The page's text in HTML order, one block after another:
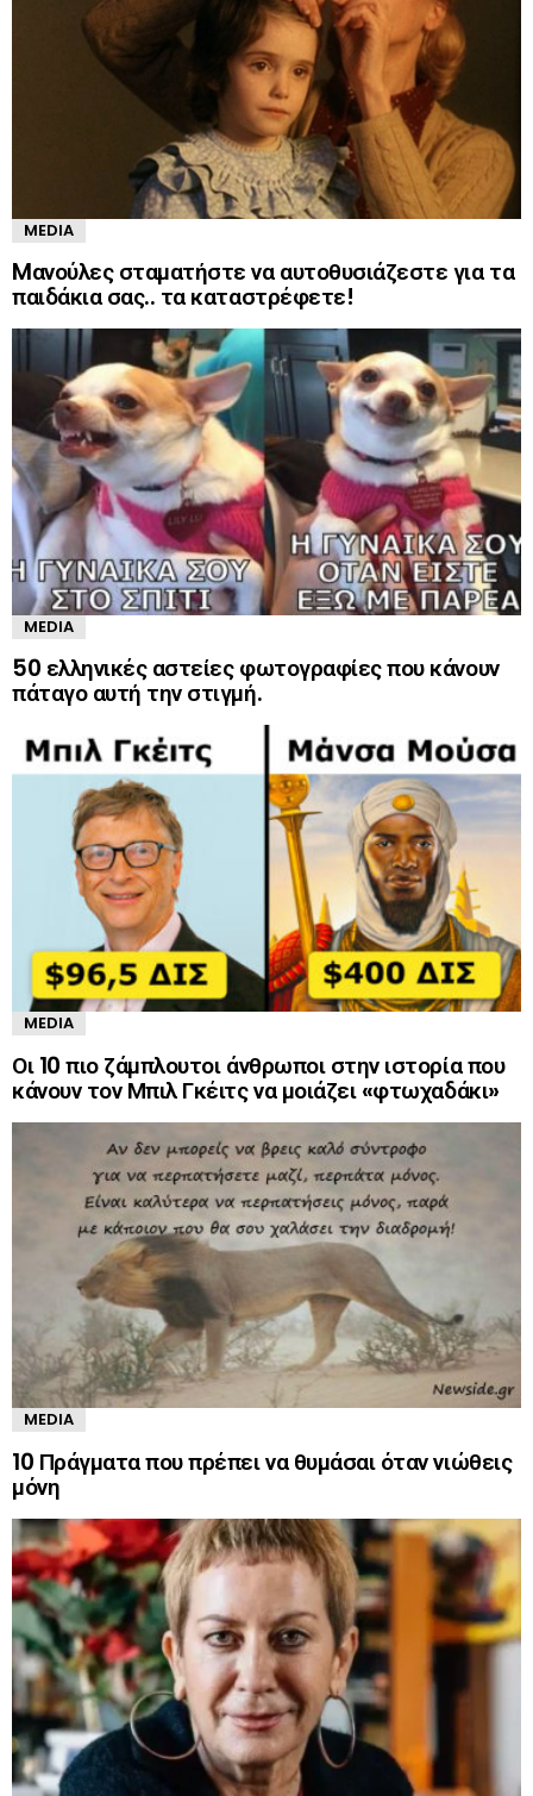
MEDIA
Mανούλες σταματήστε να αυτοθυσιάζεστε για τα
παιδάκια σας.. τα καταστρέφετε!
MEDIA
50 ελληνικές αστείες φωτογραφίες που κάνουν
πάταγο αυτή την στιγμή.
MEDIA
Οι 10 πιο ζάμπλουτοι άνθρωποι στην ιστορία που
κάνουν τον Μπιλ Γκέιτς να μοιάζει «φτωχαδάκι»
MEDIA
10 Πράγματα που πρέπει να θυμάσαι όταν νιώθεις
μόνη